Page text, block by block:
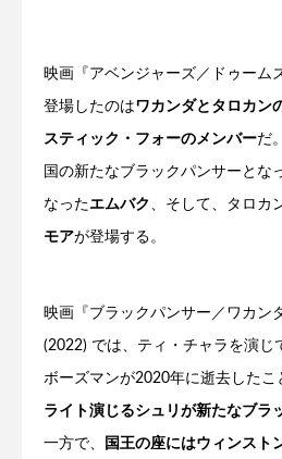
映画『アベンジャーズ／ドゥーム
登場したのはワカンダとタロカン
スティック・フォーのメンバーだ
国の新たなブラックパンサーとな
なったエムバク 、そして、タロカ
モアが登場する。
映画『ブラックパンサー／ワカン
(2022) では、ティ・チャラを演じ
ボーズマンが2020年に逝去したこ
ライト演じるシュリが新たなブラ
一方で、 国王の座にはウィンスト